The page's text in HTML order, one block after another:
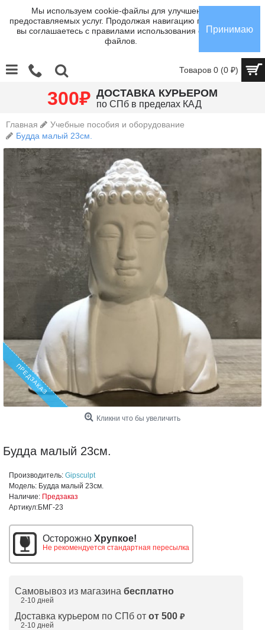
Мы используем cookie-файлы для улучшения
предоставляемых услуг. Продолжая навигацию по сайту,
вы соглашаетесь с правилами использования cookie-
файлов.
Принимаю
Товаров 0 (0 ₽)
300₽ ДОСТАВКА КУРЬЕРОМ
по СПб в пределах КАД
Главная
Учебные пособия и оборудование
Будда малый 23см.
ПРЕДЗАКАЗ
Кликни что бы увеличить
Будда малый 23см.
Производитель: Gipsculpt
Модель: Будда малый 23см.
Наличие: Предзаказ
Артикул:БМГ-23
Осторожно Хрупкое!
Не рекомендуется стандартная пересылка
Самовывоз из магазина бесплатно
2-10 дней
Доставка курьером по СПб от от 500 ₽
2-10 дней